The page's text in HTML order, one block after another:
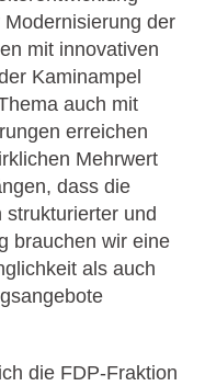
der
mit innovativen
Kaminampel
auch mit
erreichen
Mehrwert
dass die
und
brauchen wir eine
als auch
die FDP-Fraktion